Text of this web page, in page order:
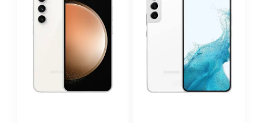
múltiples
variantes.
elegir
múltiples
variantes.
elegir